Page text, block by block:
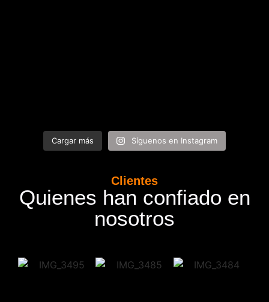
Cargar más Síguenos en Instagram
Clientes
Quienes han confiado en
nosotros